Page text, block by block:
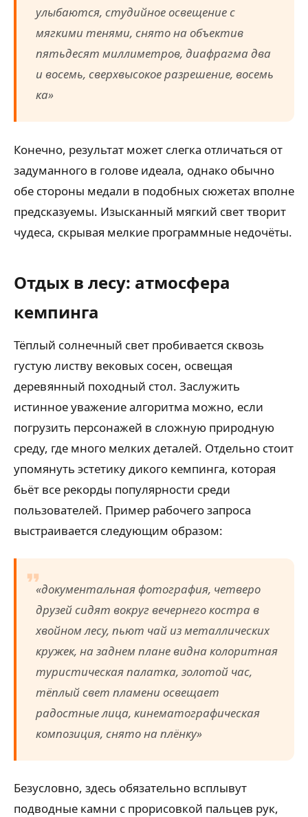
улыбаются, студийное освещение с
мягкими тенями, снято на объектив
пятьдесят миллиметров, диафрагма два
и восемь, сверхвысокое разрешение, восемь
ка»
Конечно, результат может слегка отличаться от
задуманного в голове идеала, однако обычно
обе стороны медали в подобных сюжетах вполне
предсказуемы. Изысканный мягкий свет творит
чудеса, скрывая мелкие программные недочёты.
Отдых в лесу: атмосфера
кемпинга
Тёплый солнечный свет пробивается сквозь
густую листву вековых сосен, освещая
деревянный походный стол. Заслужить
истинное уважение алгоритма можно, если
погрузить персонажей в сложную природную
среду, где много мелких деталей. Отдельно стоит
упомянуть эстетику дикого кемпинга, которая
бьёт все рекорды популярности среди
пользователей. Пример рабочего запроса
выстраивается следующим образом:
«документальная фотография, четверо
друзей сидят вокруг вечернего костра в
хвойном лесу, пьют чай из металлических
кружек, на заднем плане видна колоритная
туристическая палатка, золотой час,
тёплый свет пламени освещает
радостные лица, кинематографическая
композиция, снято на плёнку»
Безусловно, здесь обязательно всплывут
подводные камни с прорисовкой пальцев рук,